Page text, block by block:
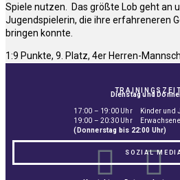
Spiele nutzen. Das größte Lob geht an
Jugendspielerin, die ihre erfahreneren
bringen konnte.
1:9 Punkte, 9. Platz, 4er Herren-
Dienstag und
17:00 – 19:00 Uhr Kinder und
19:00 – 20:30 Uhr Erwachsene
(Donnerstag bis 22:00 Uhr)
SOZIAL